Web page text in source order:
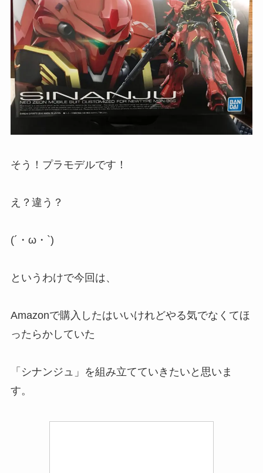
そう！プラモデルです！
え？違う？
(´・ω・`)
というわけで今回は、
Amazonで購入したはいいけれどやる気でなくてほ
ったらかしていた
「 シナンジュ 」を組み立てていきたいと思いま
す。